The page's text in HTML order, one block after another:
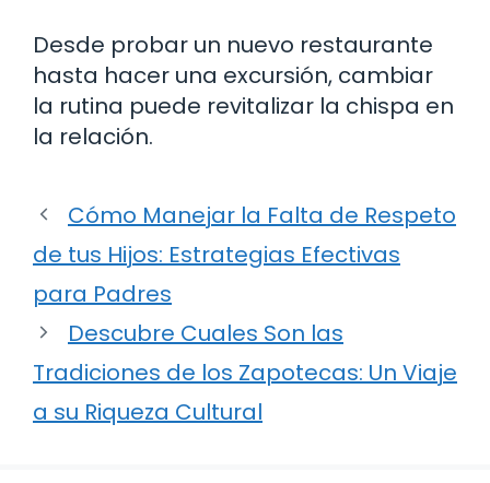
Desde probar un nuevo restaurante
hasta hacer una excursión, cambiar
la rutina puede revitalizar la chispa en
la relación.
Cómo Manejar la Falta de Respeto
de tus Hijos: Estrategias Efectivas
para Padres
Descubre Cuales Son las
Tradiciones de los Zapotecas: Un Viaje
a su Riqueza Cultural